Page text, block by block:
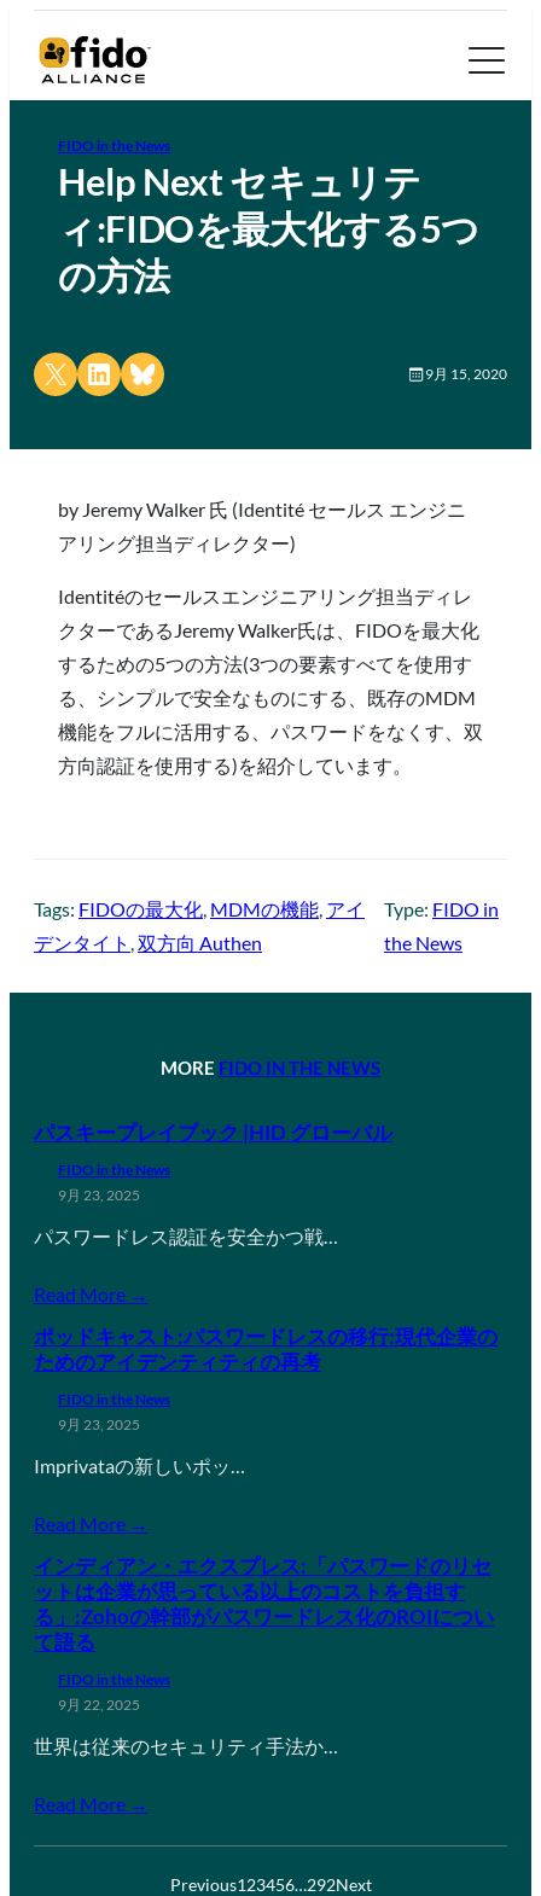
FIDO in the News
Help Next セキュリテ
ィ:FIDOを最大化する5つ
の方法
Share on X Share on LinkedIn
Share on Bluesky 9月 15, 2020
by Jeremy Walker 氏 (Identité セールス エンジニ
アリング担当ディレクター)
Identitéのセールスエンジニアリング担当ディレ
クターであるJeremy Walker氏は、FIDOを最大化
するための5つの方法(3つの要素すべてを使用す
る、シンプルで安全なものにする、既存のMDM
機能をフルに活用する、パスワードをなくす、双
方向認証を使用する)を紹介しています。
Tags: FIDOの最大化 MDMの機能 アイ
デンタイト 双方向 Authen
Type: FIDO in
the News
MORE FIDO IN THE NEWS
パスキープレイブック |HID グローバル
FIDO in the News
9月 23, 2025
パスワードレス認証を安全かつ戦…
Read More →
ポッドキャスト:パスワードレスの移行:現代企業の
ためのアイデンティティの再考
FIDO in the News
9月 23, 2025
Imprivataの新しいポッ…
Read More →
インディアン・エクスプレス:「パスワードのリセ
ットは企業が思っている以上のコストを負担す
る」:Zohoの幹部がパスワードレス化のROIについ
て語る
FIDO in the News
9月 22, 2025
世界は従来のセキュリティ手法か…
Read More →
Previous123456…292Next